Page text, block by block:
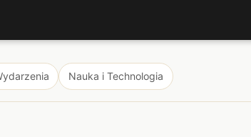
Nauka i Technologia